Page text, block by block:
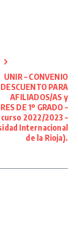
UNIR – CONVENIO
DESCUENTO PARA
AFILIADOS/AS y
DE 1º GRADO –
curso 2022/2023 –
Internacional
de la Rioja).